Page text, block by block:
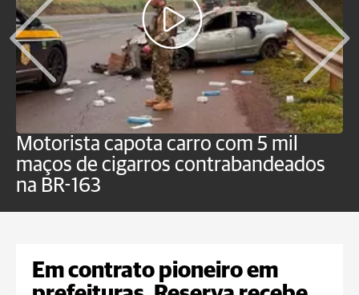
Motorista capota carro com 5 mil
maços de cigarros contrabandeados
na BR-163
Em contrato pioneiro em